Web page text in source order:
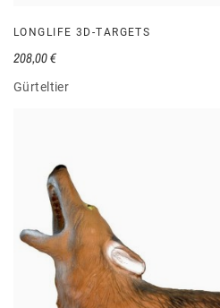
LONGLIFE 3D-TARGETS
Gürteltier
208,00 €